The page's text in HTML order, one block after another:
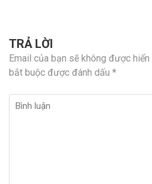
TRẢ LỜI
Email của bạn sẽ không được hiển
bắt buộc được đánh dấu *
Bình